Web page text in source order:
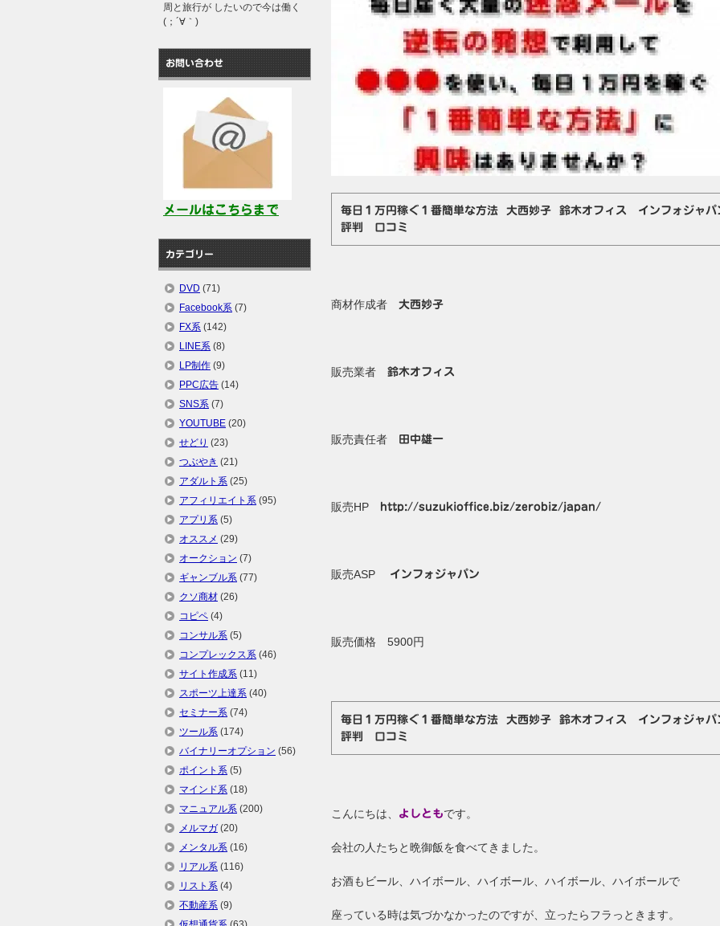
毎日１万円稼ぐ１番簡単な方法 大西妙子 鈴木オフィス インフォジャ
評判 口コミ
商材作成者大西妙子
販売業者鈴木オフィス
販売責任者 田中雄一
販売HP http://suzukioffice.biz/zerobiz/japan/
販売ASP インフォジャパン
販売価格 5900円
毎日１万円稼ぐ１番簡単な方法 大西妙子 鈴木オフィス インフォジャ
評判 口コミ
こんにちは、 よしともです。
会社の人たちと晩御飯を食べてきました。
お酒もビール、ハイボール、ハイボール、ハイボール、ハイボールで
座っている時は気づかなかったのですが、立ったらフラっときます。
周と旅行が したいので今は働く
(；´∀｀)
お問い合わせ
メールはこちらまで
カテゴリー
DVD (71)
Facebook系 (7)
FX系 (142)
LINE系 (8)
LP制作 (9)
PPC広告 (14)
SNS系 (7)
YOUTUBE (20)
せどり (23)
つぶやき (21)
アダルト系 (25)
アフィリエイト系 (95)
アプリ系 (5)
オススメ (29)
オークション (7)
ギャンブル系 (77)
クソ商材 (26)
コピペ (4)
コンサル系 (5)
コンプレックス系 (46)
サイト作成系 (11)
スポーツ上達系 (40)
セミナー系 (74)
ツール系 (174)
バイナリーオプション (56)
ポイント系 (5)
マインド系 (18)
マニュアル系 (200)
メルマガ (20)
メンタル系 (16)
リアル系 (116)
リスト系 (4)
不動産系 (9)